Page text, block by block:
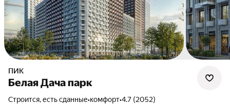
ПИК
Белая Дача парк
Строится, есть сданные•комфорт•4.7 (2052)